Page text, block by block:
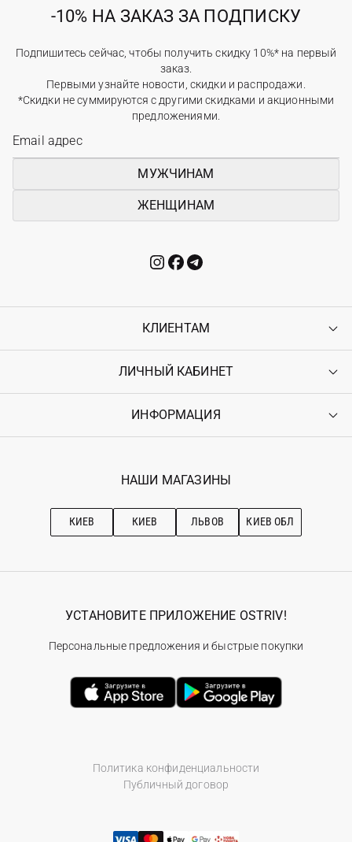
-10% НА ЗАКАЗ ЗА ПОДПИСКУ
Подпишитесь сейчас, чтобы получить скидку 10%* на первый
заказ.
Первыми узнайте новости, скидки и распродажи.
*Скидки не суммируются с другими скидками и акционными
предложениями.
МУЖЧИНАМ
ЖЕНЩИНАМ
КЛИЕНТАМ
Контакты
Возврат
Гарантия
ЛИЧНЫЙ КАБИНЕТ
Войти
Ostriv Club+
ИНФОРМАЦИЯ
Наши магазини
Рекомендации по уходу
НАШИ МАГАЗИНЫ
КИЕВ КИЕВ ЛЬВОВ КИЕВ ОБЛ
Политика конфиденциальности
Публичный договор
УСТАНОВИТЕ ПРИЛОЖЕНИЕ OSTRIV!
Персональные предложения и быстрые покупки